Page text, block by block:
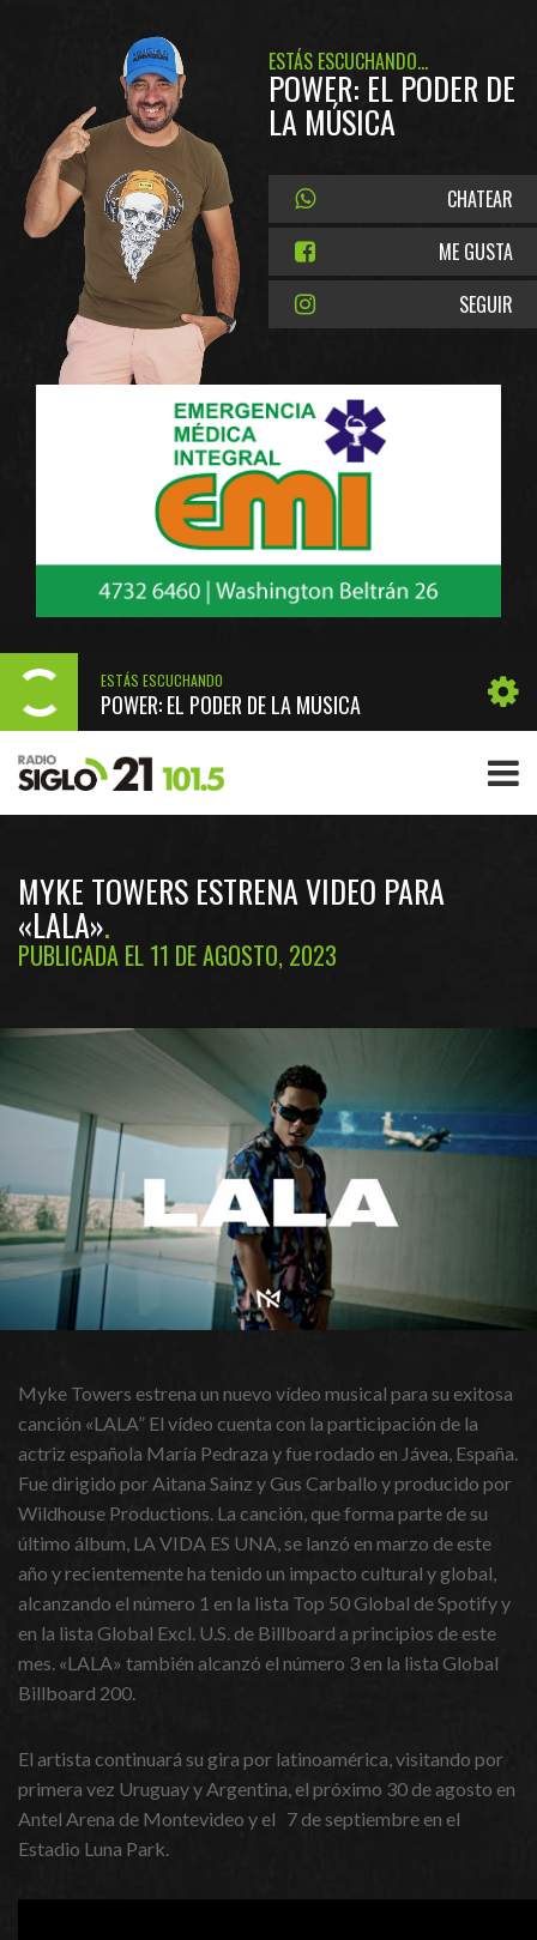
ESTÁS ESCUCHANDO...
POWER: EL PODER DE
LA MÚSICA
CHATEAR
ME GUSTA
SEGUIR
ESTÁS ESCUCHANDO
POWER: EL PODER DE LA MÚSICA
MYKE TOWERS ESTRENA VIDEO PARA
«LALA»
PUBLICADA EL 11 DE AGOSTO, 2023
Myke Towers estrena un nuevo vídeo musical para su exitosa
canción «LALA” El vídeo cuenta con la participación de la
actriz española María Pedraza y fue rodado en Jávea, España.
Fue dirigido por Aitana Sainz y Gus Carballo y producido por
Wildhouse Productions. La canción, que forma parte de su
último álbum, LA VIDA ES UNA, se lanzó en marzo de este
año y recientemente ha tenido un impacto cultural y global,
alcanzando el número 1 en la lista Top 50 Global de Spotify y
en la lista Global Excl. U.S. de Billboard a principios de este
mes. «LALA» también alcanzó el número 3 en la lista Global
Billboard 200.
El artista continuará su gira por latinoamérica, visitando por
primera vez Uruguay y Argentina, el próximo 30 de agosto en
Antel Arena de Montevideo y el 7 de septiembre en el
Estadio Luna Park.